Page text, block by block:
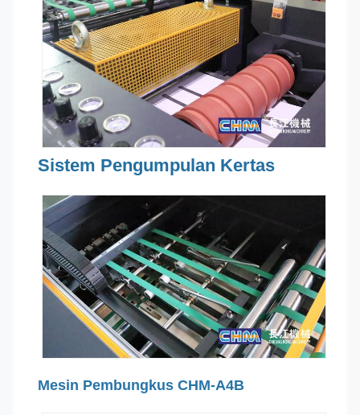
Sistem Pengumpulan Kertas
Mesin Pembungkus CHM-A4B